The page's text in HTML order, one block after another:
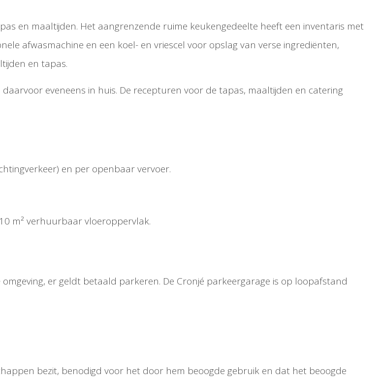
en maaltijden. Het aangrenzende ruime keukengedeelte heeft een inventaris met
afwasmachine en een koel- en vriescel voor opslag van verse ingrediënten,
en tapas.
eveneens in huis. De recepturen voor de tapas, maaltijden en catering
en per openbaar vervoer.
m² verhuurbaar vloeroppervlak.
er geldt betaald parkeren. De Cronjé parkeergarage is op loopafstand
bezit, benodigd voor het door hem beoogde gebruik en dat het beoogde